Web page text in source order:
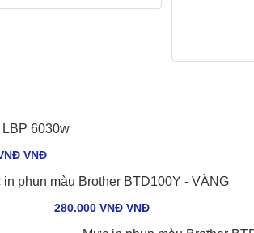
LBP 6030w
VNÐ
in phun màu Brother BTD100Y - VÀNG
280.000 VNĐ VNÐ